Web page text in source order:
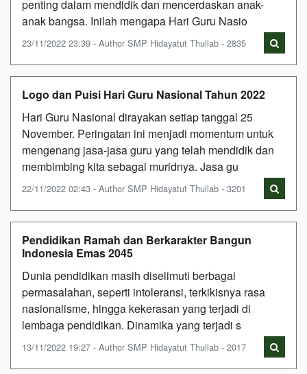
penting dalam mendidik dan mencerdaskan anak-
anak bangsa. Inilah mengapa Hari Guru Nasio
23/11/2022 23:39 - Author SMP Hidayatut Thullab - 2835
Logo dan Puisi Hari Guru Nasional Tahun 2022
Hari Guru Nasional dirayakan setiap tanggal 25
November. Peringatan ini menjadi momentum untuk
mengenang jasa-jasa guru yang telah mendidik dan
membimbing kita sebagai muridnya. Jasa gu
22/11/2022 02:43 - Author SMP Hidayatut Thullab - 3201
Pendidikan Ramah dan Berkarakter Bangun
Indonesia Emas 2045
Dunia pendidikan masih diselimuti berbagai
permasalahan, seperti intoleransi, terkikisnya rasa
nasionalisme, hingga kekerasan yang terjadi di
lembaga pendidikan. Dinamika yang terjadi s
13/11/2022 19:27 - Author SMP Hidayatut Thullab - 2017